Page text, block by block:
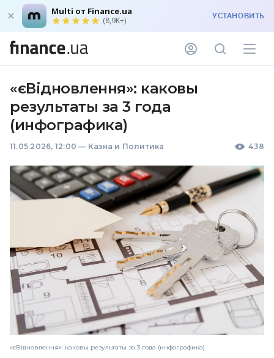
Multi от Finance.ua
(8,9K+) УСТАНОВИТЬ
«єВідновлення»: каковы
результаты за 3 года
(инфографика)
11.05.2026, 12:00 — Казна и Политика 438
«єВідновлення»: каковы результаты за 3 года (инфографика)